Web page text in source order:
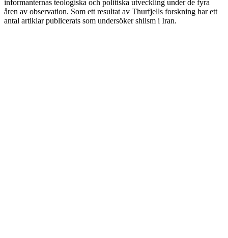
informanternas teologiska och politiska utveckling under de fyra
åren av observation. Som ett resultat av Thurfjells forskning har ett
antal artiklar publicerats som undersöker shiism i Iran.